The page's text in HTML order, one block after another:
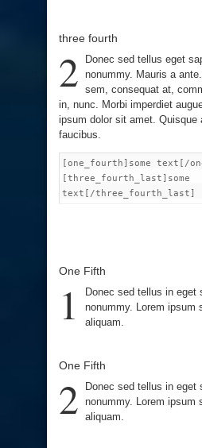
three fourth
2
Donec sed tellus eget
nonummy. Mauris a
sem, consequat at,
in, nunc. Morbi imperdiet
ipsum dolor sit amet. Quisque
faucibus.
[one_fourth]some text[/
[three_fourth_last]some
text[/three_fourth_last]
One Fifth
1
Donec sed tellus in eget
nonummy. Lorem ipsum
aliquam.
One Fifth
2
Donec sed tellus in eget
nonummy. Lorem ipsum
aliquam.